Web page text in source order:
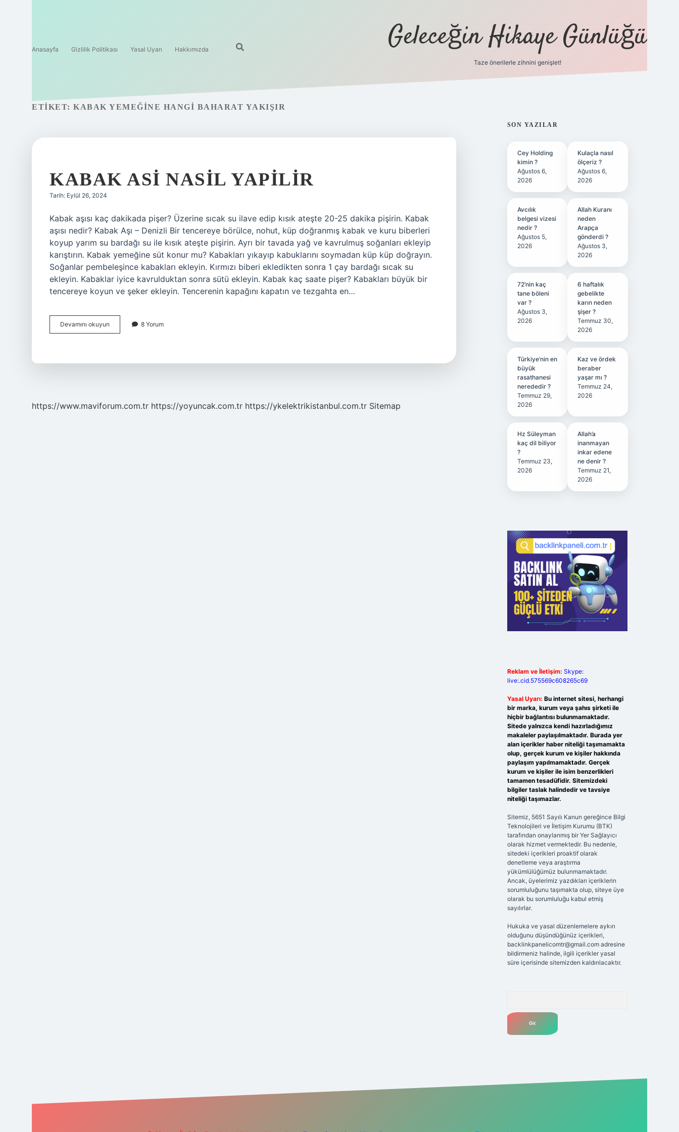
Anasayfa Gizlilik Politikası Yasal Uyarı Hakkımızda Geleceğin Hikaye Günlüğü
Taze önerilerle zihnini genişlet!
ETIKET: KABAK YEMEĞINE HANGI BAHARAT YAKIŞIR
KABAK ASI NASIL YAPILIR
Tarih: Eylül 26, 2024
Kabak aşısı kaç dakikada pişer? Üzerine sıcak su ilave edip kısık ateşte 20-25 dakika pişirin. Kabak
aşısı nedir? Kabak Aşı – Denizli Bir tencereye börülce, nohut, küp doğranmış kabak ve kuru biberleri
koyup yarım su bardağı su ile kısık ateşte pişirin. Ayrı bir tavada yağ ve kavrulmuş soğanları ekleyip
karıştırın. Kabak yemeğine süt konur mu? Kabakları yıkayıp kabuklarını soymadan küp küp doğrayın.
Soğanlar pembeleşince kabakları ekleyin. Kırmızı biberi ekledikten sonra 1 çay bardağı sıcak su
ekleyin. Kabaklar iyice kavrulduktan sonra sütü ekleyin. Kabak kaç saate pişer? Kabakları büyük bir
tencereye koyun ve şeker ekleyin. Tencerenin kapağını kapatın ve tezgahta en…
Devamını okuyun
Asi
8 Yorum
https://www.maviforum.com.tr https://yoyuncak.com.tr https://ykelektrikistanbul.com.tr Sitemap
SIDEBAR
SON YAZILAR
Cey Holding
kimin ?
Ağustos 6,
2026
Kulaçla nasıl
ölçeriz ?
Ağustos 6,
2026
Avcılık
belgesi vizesi
nedir ?
Ağustos 5,
2026
Allah Kuranı
neden
Arapça
gönderdi ?
Ağustos 3,
2026
72’nin kaç
tane böleni
var ?
Ağustos 3,
2026
6 haftalık
gebelikte
karın neden
şişer ?
Temmuz 30,
2026
Türkiye’nin en
büyük
rasathanesi
nerededir ?
Temmuz 29,
2026
Kaz ve ördek
beraber
yaşar mı ?
Temmuz 24,
2026
Hz Süleyman
kaç dil biliyor
?
Temmuz 23,
2026
Allah’a
inanmayan
inkar edene
ne denir ?
Temmuz 21,
2026
Reklam ve İletişim: Skype:
live:.cid.575569c608265c69
Yasal Uyarı: Bu internet sitesi, herhangi
bir marka, kurum veya şahıs şirketi ile
hiçbir bağlantısı bulunmamaktadır.
Sitede yalnızca kendi hazırladığımız
makaleler paylaşılmaktadır. Burada yer
alan içerikler haber niteliği taşımamakta
olup, gerçek kurum ve kişiler hakkında
paylaşım yapılmamaktadır. Gerçek
kurum ve kişiler ile isim benzerlikleri
tamamen tesadüfidir. Sitemizdeki
bilgiler taslak halindedir ve tavsiye
niteliği taşımazlar.
Sitemiz, 5651 Sayılı Kanun gereğince Bilgi
Teknolojileri ve İletişim Kurumu (BTK)
tarafından onaylanmış bir Yer Sağlayıcı
olarak hizmet vermektedir. Bu nedenle,
sitedeki içerikleri proaktif olarak
denetleme veya araştırma
yükümlülüğümüz bulunmamaktadır.
Ancak, üyelerimiz yazdıkları içeriklerin
sorumluluğunu taşımakta olup, siteye üye
olarak bu sorumluluğu kabul etmiş
sayılırlar.
Hukuka ve yasal düzenlemelere aykırı
olduğunu düşündüğünüz içerikleri,
backlinkpanelicomtr@gmail.comadresine
bildirmeniz halinde, ilgili içerikler yasal
süre içerisinde sitemizden kaldırılacaktır.